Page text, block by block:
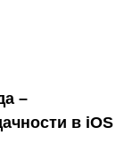
–
в iOS